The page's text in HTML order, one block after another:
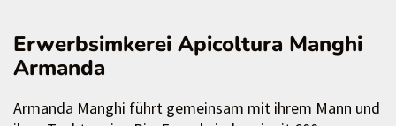
Erwerbsimkerei Apicoltura Manghi
Armanda
Armanda Manghi führt gemeinsam mit ihrem Mann und